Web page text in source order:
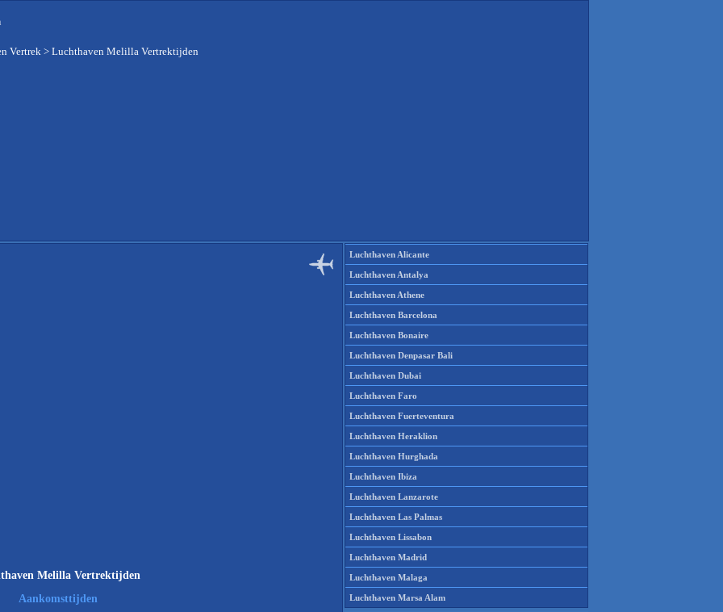
Vertrek> Luchthaven Melilla Vertrektijden
Melilla Vertrektijden
Aankomsttijden
Luchthaven Alicante
Luchthaven Antalya
Luchthaven Athene
Luchthaven Barcelona
Luchthaven Bonaire
Luchthaven Denpasar Bali
Luchthaven Dubai
Luchthaven Faro
Luchthaven Fuerteventura
Luchthaven Heraklion
Luchthaven Hurghada
Luchthaven Ibiza
Luchthaven Lanzarote
Luchthaven Las Palmas
Luchthaven Lissabon
Luchthaven Madrid
Luchthaven Malaga
Luchthaven Marsa Alam